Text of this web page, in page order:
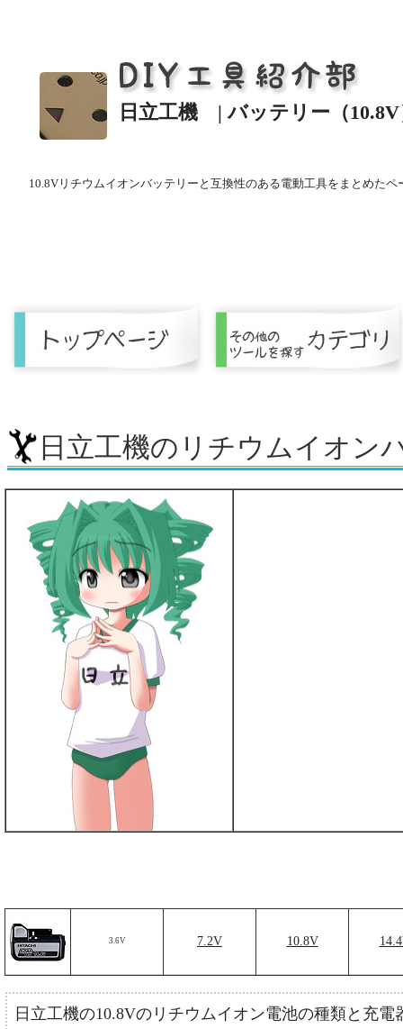
日立工機 | バッテリー（10.8V
10.8Vリチウムイオンバッテリーと互換性のある電動工具をまとめたペ
日立工機のリチウムイオン
3.6V 7.2V 10.8V
日立工機の10.8Vのリチウムイオン電池の種類と充